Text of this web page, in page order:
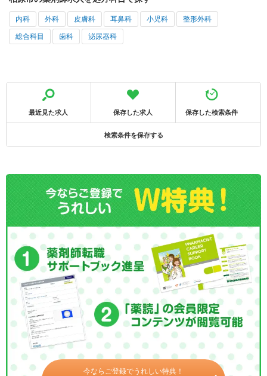
内科 外科 皮膚科 耳鼻科 小児科 整形外科
総合科目 歯科 泌尿器科
最近見た求人 保存した求人 保存した検索条件
検索条件を保存する
今ならご登録でうれしい特典！